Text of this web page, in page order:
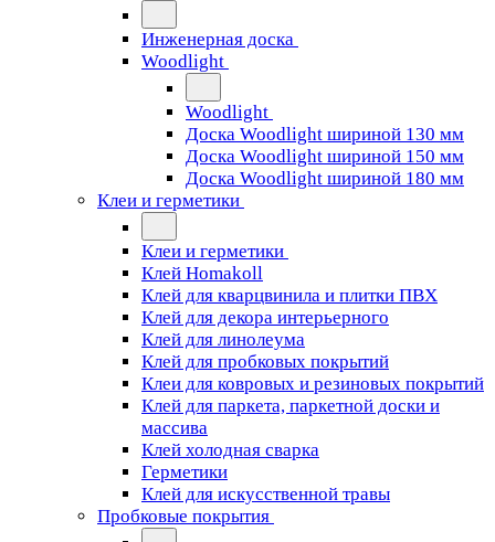
Инженерная доска
Woodlight
Woodlight
Доска Woodlight шириной 130 мм
Доска Woodlight шириной 150 мм
Доска Woodlight шириной 180 мм
Клеи и герметики
Клеи и герметики
Клей Homakoll
Клей для кварцвинила и плитки ПВХ
Клей для декора интерьерного
Клей для линолеума
Клей для пробковых покрытий
Клеи для ковровых и резиновых покрытий
Клей для паркета, паркетной доски и
массива
Клей холодная сварка
Герметики
Клей для искусственной травы
Пробковые покрытия